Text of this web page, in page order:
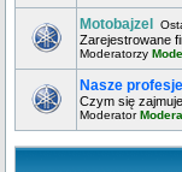
Motobajzel
Zarejestrowane
Moderatorzy
Nasze profesje
Czym się
Moderator